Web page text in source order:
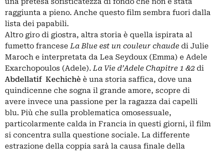
raggiunta a pieno. Anche questo film sembra fuori dalla
lista dei papabili.
Altro giro di giostra, altra storia è quella ispirata al
fumetto franceseLa Blue est un couleur chaude di Julie
Maroch e interpretata da Lea Seydoux (Emma) e Adele
Exarchopoulos (Adele).La Vie d’Adele Chapitre 1 &2 di
Abdellatif Kechichè è una storia saffica, dove una
quindicenne che sogna il grande amore, scopre di
avere invece una passione per la ragazza dai capelli
blu. Più che sulla problematica omosessuale,
particolarmente calda in Francia in questi giorni, il film
si concentra sulla questione sociale. La differente
estrazione della coppia sarà la causa finale della